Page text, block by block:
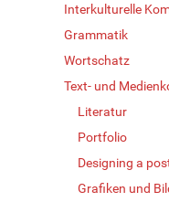
Interkulturelle
Grammatik
Wortschatz
Text- und
Literatur
Portfolio
Designing a
Grafiken und